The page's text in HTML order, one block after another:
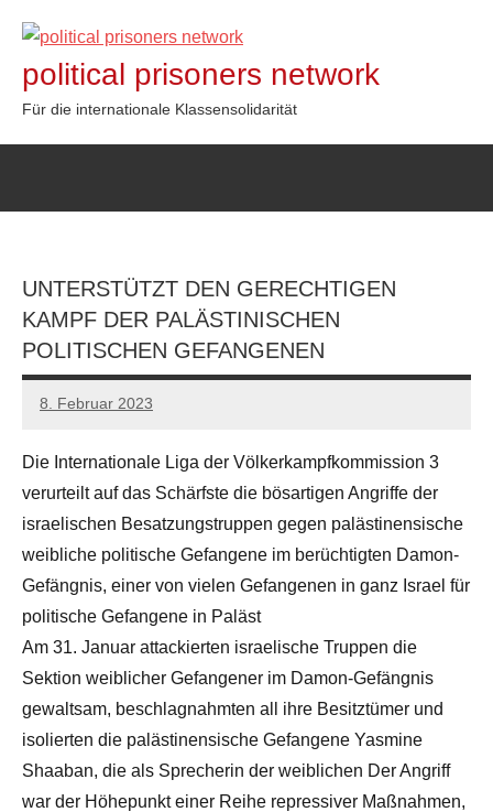
Inhalt
springen
political prisoners network
Für die internationale Klassensolidarität
UNTERSTÜTZT DEN GERECHTIGEN
KAMPF DER PALÄSTINISCHEN
POLITISCHEN GEFANGENEN
8. Februar 2023
network
Die Internationale Liga der Völkerkampfkommission 3
verurteilt auf das Schärfste die bösartigen Angriffe der
israelischen Besatzungstruppen gegen palästinensische
weibliche politische Gefangene im berüchtigten Damon-
Gefängnis, einer von vielen Gefangenen in ganz Israel für
politische Gefangene in Paläst
Am 31. Januar attackierten israelische Truppen die
Sektion weiblicher Gefangener im Damon-Gefängnis
gewaltsam, beschlagnahmten all ihre Besitztümer und
isolierten die palästinensische Gefangene Yasmine
Shaaban, die als Sprecherin der weiblichen Der Angriff
war der Höhepunkt einer Reihe repressiver Maßnahmen,